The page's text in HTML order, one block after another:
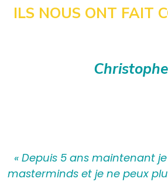
ILS NOUS ONT FAIT
Christophe
« Depuis 5 ans maintenant
masterminds et je ne peux